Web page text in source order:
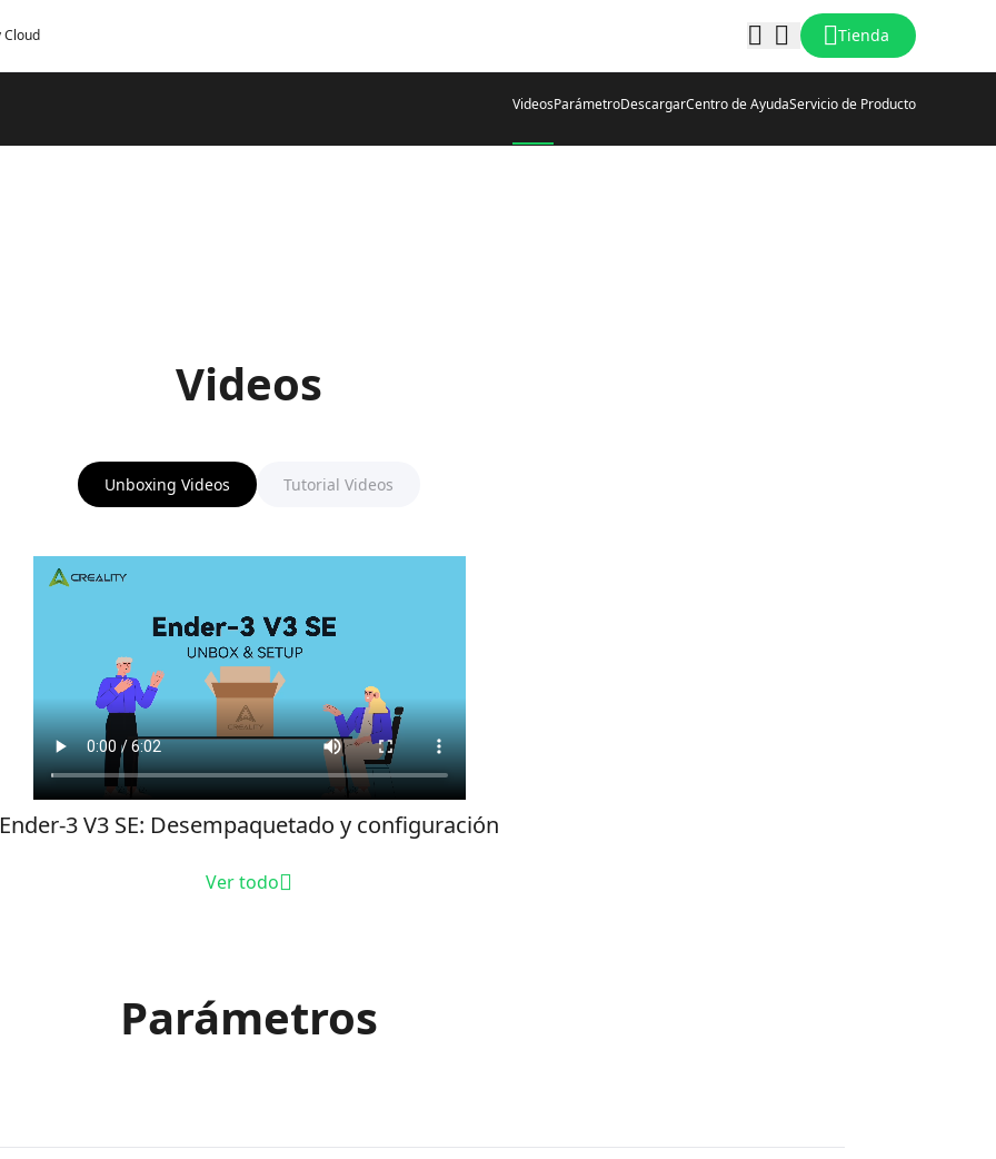
Cloud Tienda
VideosParámetroDescargarCentro de AyudaServicio de Producto
Videos
Unboxing Videos Tutorial Videos
Ender-3 V3 SE: Desempaquetado y configuración
Ver todo
Parámetros